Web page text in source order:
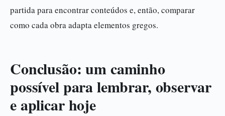
partida para encontrar conteúdos e, então, comparar
como cada obra adapta elementos gregos.
Conclusão: um caminho
possível para lembrar, observar
e aplicar hoje